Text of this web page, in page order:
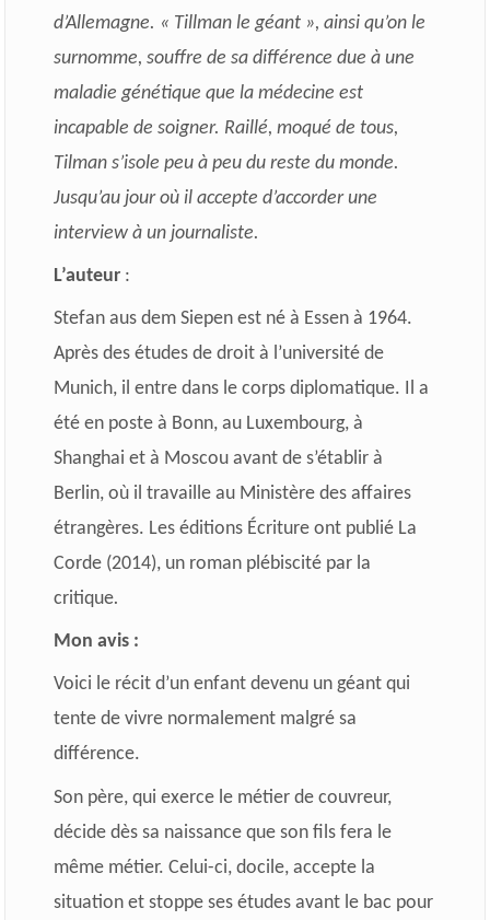
d’Allemagne. « Tillman le géant », ainsi qu’on le
surnomme, souffre de sa différence due à une
maladie génétique que la médecine est
incapable de soigner. Raillé, moqué de tous,
Tilman s’isole peu à peu du reste du monde.
Jusqu’au jour où il accepte d’accorder une
interview à un journaliste.
L’auteur:
Stefan aus dem Siepen est né à Essen à 1964.
Après des études de droit à l’université de
Munich, il entre dans le corps diplomatique. Il a
été en poste à Bonn, au Luxembourg, à
Shanghai et à Moscou avant de s’établir à
Berlin, où il travaille au Ministère des affaires
étrangères. Les éditions Écriture ont publié La
Corde (2014), un roman plébiscité par la
critique.
Mon avis :
Voici le récit d’un enfant devenu un géant qui
tente de vivre normalement malgré sa
différence.
Son père, qui exerce le métier de couvreur,
décide dès sa naissance que son fils fera le
même métier. Celui-ci, docile, accepte la
situation et stoppe ses études avant le bac pour